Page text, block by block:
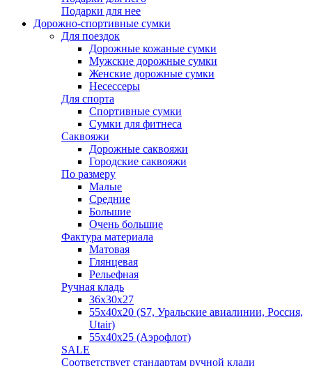
Подарки для нее
Дорожно-спортивные сумки
Для поездок
Дорожные кожаные сумки
Мужские дорожные сумки
Женские дорожные сумки
Несессеры
Для спорта
Спортивные сумки
Сумки для фитнеса
Саквояжи
Дорожные саквояжи
Городские саквояжи
По размеру
Малые
Средние
Большие
Очень большие
Фактура материала
Матовая
Глянцевая
Рельефная
Ручная кладь
36х30x27
55х40х20 (S7, Уральские авиалинии, Россия,
Utair)
55х40х25 (Аэрофлот)
SALE
Соответствует стандартам ручной клади